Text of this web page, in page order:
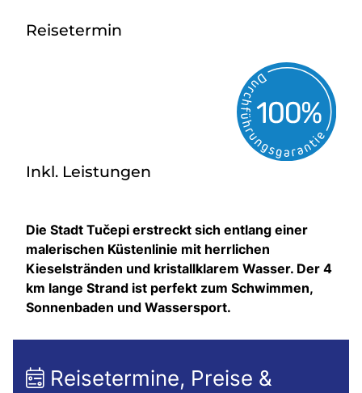
Reisetermin
Inkl. Leistungen
Die Stadt Tučepi erstreckt sich entlang einer
malerischen Küstenlinie mit herrlichen
Kieselstränden und kristallklarem Wasser. Der 4
km lange Strand ist perfekt zum Schwimmen,
Sonnenbaden und Wassersport.
Reisetermine, Preise &